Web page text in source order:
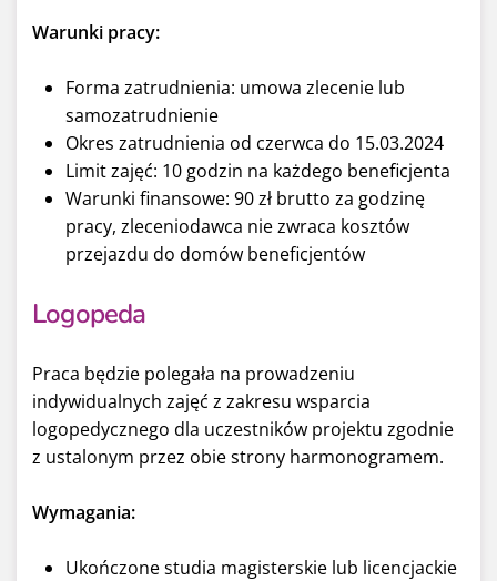
Warunki pracy:
Forma zatrudnienia: umowa zlecenie lub
samozatrudnienie
Okres zatrudnienia od czerwca do 15.03.2024
Limit zajęć: 10 godzin na każdego beneficjenta
Warunki finansowe: 90 zł brutto za godzinę
pracy, zleceniodawca nie zwraca kosztów
przejazdu do domów beneficjentów
Logopeda
Praca będzie polegała na prowadzeniu
indywidualnych zajęć z zakresu wsparcia
logopedycznego dla uczestników projektu zgodnie
z ustalonym przez obie strony harmonogramem.
Wymagania:
Ukończone studia magisterskie lub licencjackie